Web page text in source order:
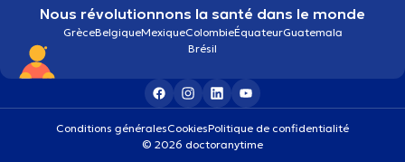
Nous révolutionnons la santé dans le monde
GrèceBelgiqueMexiqueColombieÉquateurGuatemala
Brésil
Conditions généralesCookiesPolitique de confidentialité
© 2026 doctoranytime